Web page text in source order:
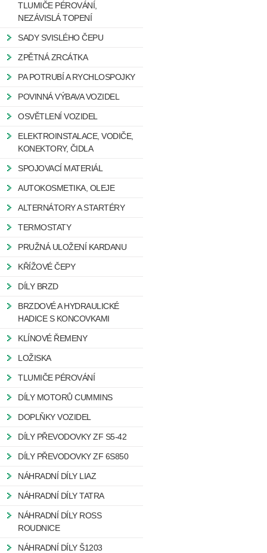
TLUMIČE PÉROVÁNÍ,
NEZÁVISLÁ TOPENÍ
SADY SVISLÉHO ČEPU
ZPĚTNÁ ZRCÁTKA
PA POTRUBÍ A RYCHLOSPOJKY
POVINNÁ VÝBAVA VOZIDEL
OSVĚTLENÍ VOZIDEL
ELEKTROINSTALACE, VODIČE,
KONEKTORY, ČIDLA
SPOJOVACÍ MATERIÁL
AUTOKOSMETIKA, OLEJE
ALTERNÁTORY A STARTÉRY
TERMOSTATY
PRUŽNÁ ULOŽENÍ KARDANU
KŘÍŽOVÉ ČEPY
DÍLY BRZD
BRZDOVÉ A HYDRAULICKÉ
HADICE S KONCOVKAMI
KLÍNOVÉ ŘEMENY
LOŽISKA
TLUMIČE PÉROVÁNÍ
DÍLY MOTORŮ CUMMINS
DOPLŇKY VOZIDEL
DÍLY PŘEVODOVKY ZF S5-42
DÍLY PŘEVODOVKY ZF 6S850
NÁHRADNÍ DÍLY LIAZ
NÁHRADNÍ DÍLY TATRA
NÁHRADNÍ DÍLY ROSS
ROUDNICE
NÁHRADNÍ DÍLY Š1203